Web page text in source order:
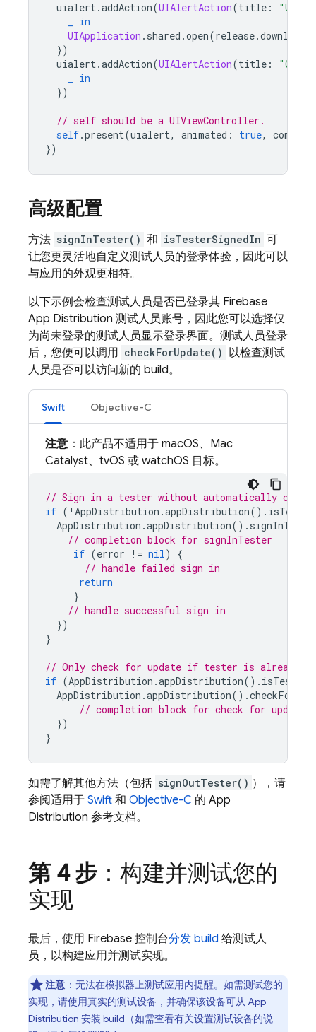
uialert.addAction(UIAlertAction(title :
in
UIApplication . shared .open(release.
})
uialert.addAction(UIAlertAction(title :
in
})
// self should be a UIViewController.
self.present(uialert, animated : true,
})
高级配置
方法 signInTester() 和 isTesterSignedIn 可
让您更灵活地自定义测试人员的登录体验，因此可以
与应用的外观更相符。
以下示例会检查测试人员是否已登录其 Firebase
App Distribution 测试人员账号，因此您可以选择仅
为尚未登录的测试人员显示登录界面。测试人员登录
后，您便可以调用 checkForUpdate() 以检查测试
人员是否可以访问新的 build。
Swift Objective-C
注意：此产品不适用于 macOS、Mac
Catalyst、tvOS 或 watchOS 目标。
// Sign in a tester without automatically
if ( ! AppDistribution .appDistribution().
AppDistribution .appDistribution().
// completion block for signInTester
if (error != nil)
{
// handle failed sign in
return
}
// handle successful sign in
})
}
// Only check for update if tester is already
if (AppDistribution .appDistribution().
AppDistribution .appDistribution().
// completion block for check for update
})
}
如需了解其他方法（包括 signOutTester() ），请
参阅适用于 Swift 和 Objective-C 的 App
Distribution 参考文档。
第 4 步 ：构建并测试您的
实现
最后，使用 Firebase 控制台分发 build 给测试人
员，以构建应用并测试实现。
注意 ：无法在模拟器上测试应用内提醒。如需测试您的
实现，请使用真实的测试设备，并确保该设备可从 App
Distribution 安装 build（如需查看有关设置测试设备的说